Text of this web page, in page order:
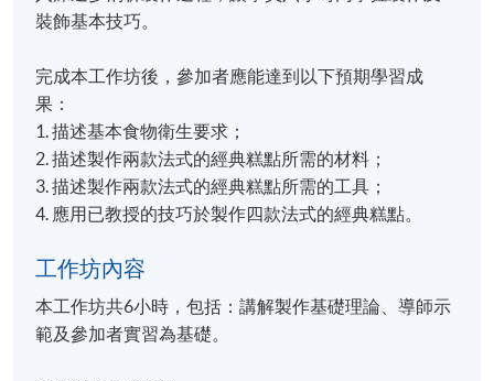
裝飾基本技巧。
完成本工作坊後，參加者應能達到以下預期學習成
果：
1. 描述基本食物衛生要求；
2. 描述製作兩款法式的經典糕點所需的材料；
3. 描述製作兩款法式的經典糕點所需的工具；
4. 應用已教授的技巧於製作四款法式的經典糕點。
工作坊內容
本工作坊共6小時，包括：講解製作基礎理論、導師示
範及參加者實習為基礎。